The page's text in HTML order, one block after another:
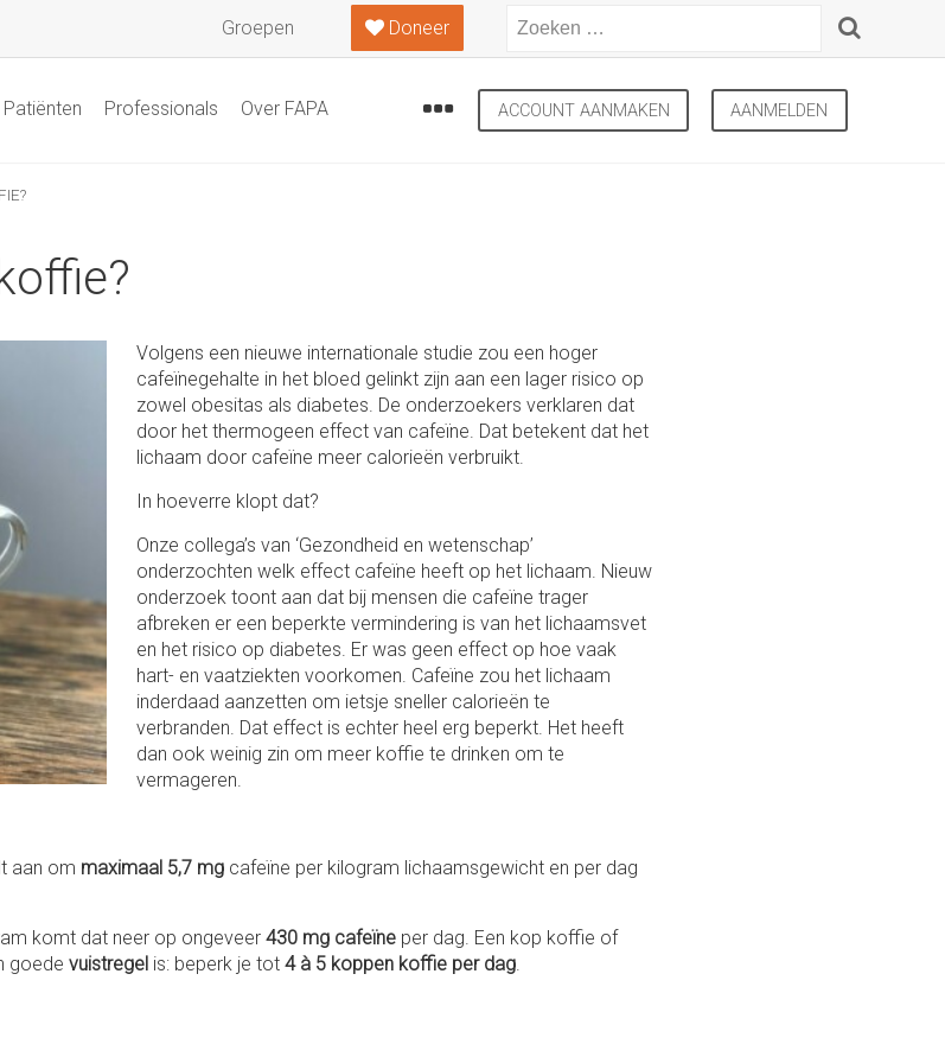
Groepen Doneer
Patiënten Professionals Over FAPA ACCOUNT AANMAKEN AANMELDEN
Volgens een nieuwe internationale studie zou een hoger
cafeïnegehalte in het bloed gelinkt zijn aan een lager risico op
zowel obesitas als diabetes. De onderzoekers verklaren dat
door het thermogeen effect van cafeïne. Dat betekent dat het
lichaam door cafeïne meer calorieën verbruikt.
In hoeverre klopt dat?
Onze collega’s van ‘Gezondheid en wetenschap’
onderzochten welk effect cafeïne heeft op het lichaam. Nieuw
onderzoek toont aan dat bij mensen die cafeïne trager
afbreken er een beperkte vermindering is van het lichaamsvet
en het risico op diabetes. Er was geen effect op hoe vaak
hart- en vaatziekten voorkomen. Cafeïne zou het lichaam
inderdaad aanzetten om ietsje sneller calorieën te
verbranden. Dat effect is echter heel erg beperkt. Het heeft
dan ook weinig zin om meer koffie te drinken om te
vermageren.
aan om maximaal 5,7 mgcafeïne per kilogram lichaamsgewicht en per dag
komt dat neer op ongeveer 430 mg cafeïneper dag. Een kop koffie of
goede vuistregelis: beperk je tot 4 à 5 koppen koffie per dag.